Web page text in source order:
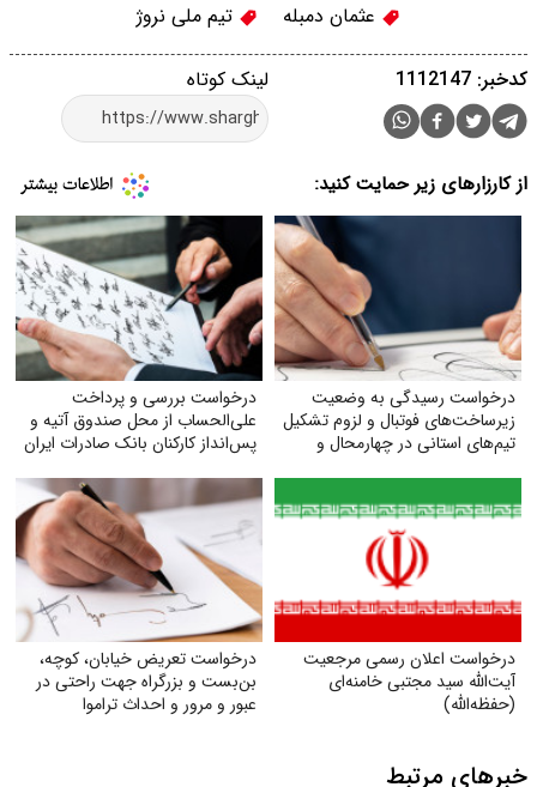
عثمان دمبله
تیم ملی نروژ
لینک کوتاه کدخبر: 1112147
از کارزارهای زیر حمایت کنید:
درخواست رسیدگی به وضعیت
زیرساخت‌های فوتبال و لزوم تشکیل
تیم‌های استانی در چهارمحال و
درخواست بررسی و پرداخت
علی‌الحساب از محل صندوق آتیه و
پس‌انداز کارکنان بانک صادرات ایران
درخواست اعلان رسمی مرجعیت
آیت‌الله سید مجتبی خامنه‌ای
(حفظه‌الله)
درخواست تعریض خیابان، کوچه،
بن‌بست و بزرگراه جهت راحتی در
عبور و مرور و احداث تراموا
خبرهای مرتبط